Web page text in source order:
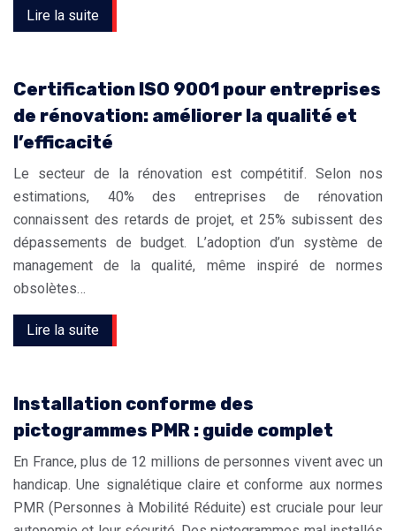
Lire la suite
Certification ISO 9001 pour entreprises
de rénovation: améliorer la qualité et
l’efficacité
Le secteur de la rénovation est compétitif. Selon nos
estimations, 40% des entreprises de rénovation
connaissent des retards de projet, et 25% subissent des
dépassements de budget. L’adoption d’un système de
management de la qualité, même inspiré de normes
obsolètes…
Lire la suite
Installation conforme des
pictogrammes PMR : guide complet
En France, plus de 12 millions de personnes vivent avec un
handicap. Une signalétique claire et conforme aux normes
PMR (Personnes à Mobilité Réduite) est cruciale pour leur